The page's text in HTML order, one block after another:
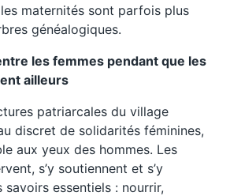
maternités sont parfois plus
généalogiques.
les femmes pendant que les
ailleurs
patriarcales du village
discret de solidarités féminines,
aux yeux des hommes. Les
s’y soutiennent et s’y
essentiels : nourrir,